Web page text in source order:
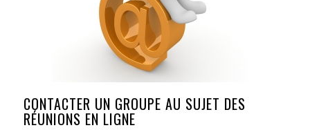
CONTACTER UN GROUPE AU SUJET DES
RÉUNIONS EN LIGNE